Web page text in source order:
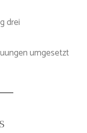
drei
umgesetzt